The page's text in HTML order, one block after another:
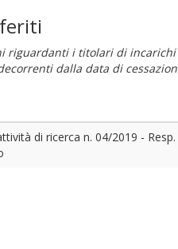
riguardanti i titolari di
dalla data di
di ricerca n. 04/2019 - Resp.